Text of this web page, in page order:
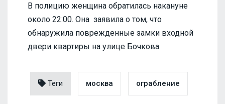
В полицию женщина обратилась накануне
около 22:00. Она заявила о том, что
обнаружила поврежденные замки входной
двери квартиры на улице Бочкова.
Теги москва ограбление